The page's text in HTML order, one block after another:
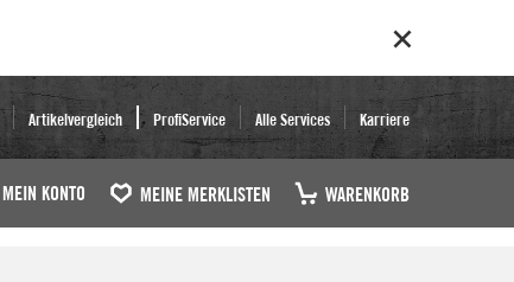
Artikelvergleich ProfiService Alle Services Karriere
MEIN KONTO MEINE MERKLISTEN WARENKORB